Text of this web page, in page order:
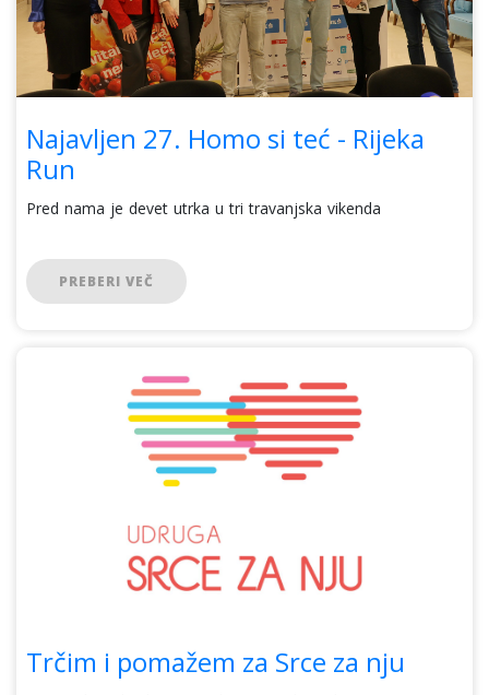
Najavljen 27. Homo si teć - Rijeka
Run
Pred nama je devet utrka u tri travanjska vikenda
PREBERI VEČ
Trčim i pomažem za Srce za nju